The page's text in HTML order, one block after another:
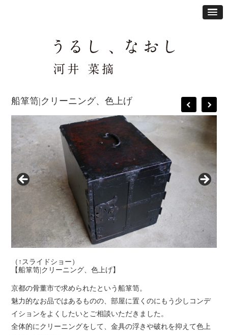
船箪笥|クリーニング、色上げ
（↑スライドショー）
【船箪笥|クリーニング、色上げ】
京都の骨董市で求められたという船箪笥。
魅力的なお品ではあるものの、部屋に置くのにもう少しコンデ
イションをよくしたいとご相談いただきました。
全体的にクリーニングをして、金具の浮きや破れを抑えて色上